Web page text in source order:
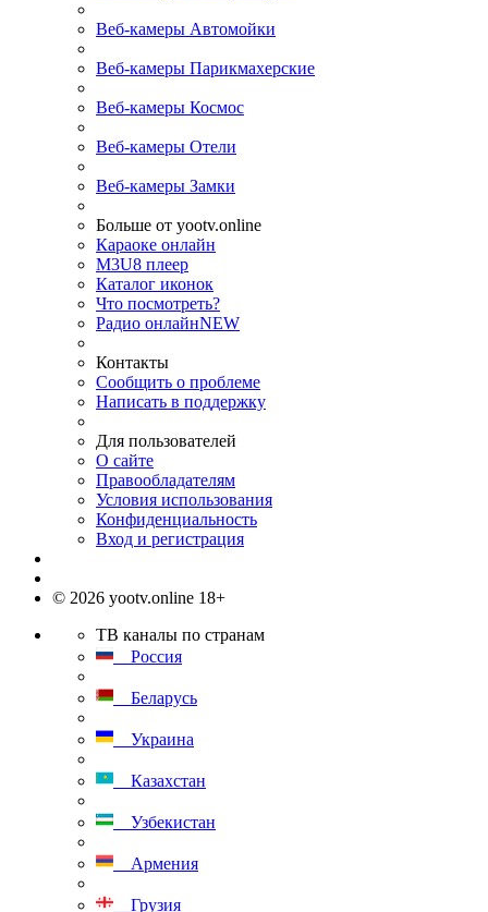
Веб-камеры Автомойки
Веб-камеры Парикмахерские
Веб-камеры Космос
Веб-камеры Отели
Веб-камеры Замки
Больше от yootv.online
Караоке онлайн
M3U8 плеер
Каталог иконок
Что посмотреть?
Радио онлайнNEW
Контакты
Сообщить о проблеме
Написать в поддержку
Для пользователей
О сайте
Правообладателям
Условия использования
Конфиденциальность
Вход и регистрация
© 2026 yootv.online 18+
ТВ каналы по странам
Россия
Беларусь
Украина
Казахстан
Узбекистан
Армения
Грузия